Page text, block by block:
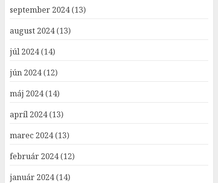
september 2024(13)
august 2024(13)
júl 2024(14)
jún 2024(12)
máj 2024(14)
apríl 2024(13)
marec 2024(13)
február 2024(12)
január 2024(14)